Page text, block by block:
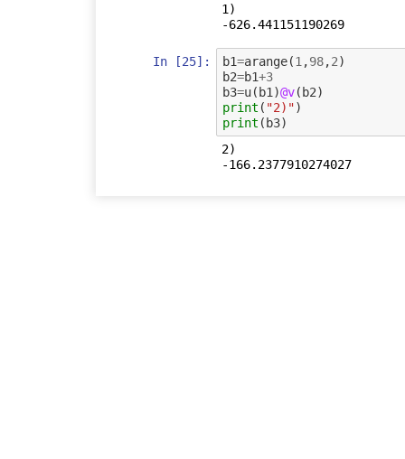
1)
-626.441151190269
In [25]: b1=arange(1 ,98,2)
b2=b1+3
b3=u( b1 )@v( b2)
print ( "2)")
print ( b3)
2)
-166.2377910274027